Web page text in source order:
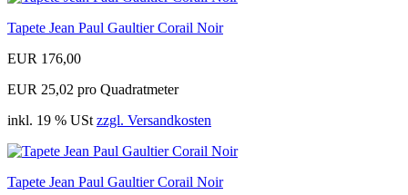
Tapete Jean Paul Gaultier Corail Noir
EUR 176,00
EUR 25,02 pro Quadratmeter
inkl. 19 % USt zzgl. Versandkosten
Tapete Jean Paul Gaultier Corail Noir